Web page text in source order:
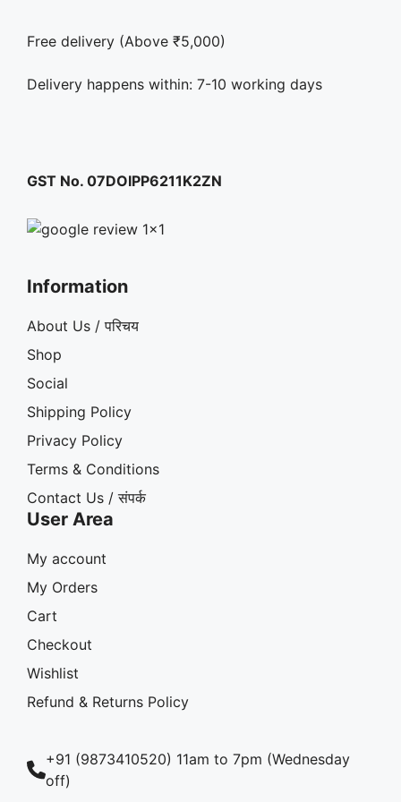
Free delivery (Above ₹5,000)
Delivery happens within: 7-10 working days
GST No. 07DOIPP6211K2ZN
Information
About Us / परिचय
Shop
Social
Shipping Policy
Privacy Policy
Terms & Conditions
Contact Us / संपर्क
User Area
My account
My Orders
Cart
Checkout
Wishlist
Refund & Returns Policy
+91 (9873410520) 11am to 7pm (Wednesday
off)